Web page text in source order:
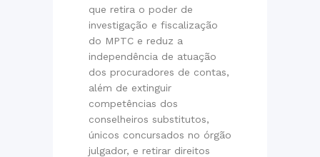
que retira o poder de
investigação e fiscalização
do MPTC e reduz a
independência de atuação
dos procuradores de contas,
além de extinguir
competências dos
conselheiros substitutos,
únicos concursados no órgão
julgador, e retirar direitos